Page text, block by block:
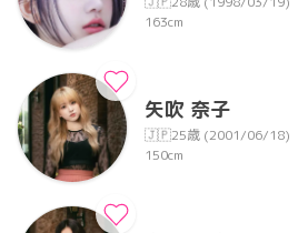
163cm
矢吹 奈子
🇯🇵25歳 (2001/06/18)
150cm